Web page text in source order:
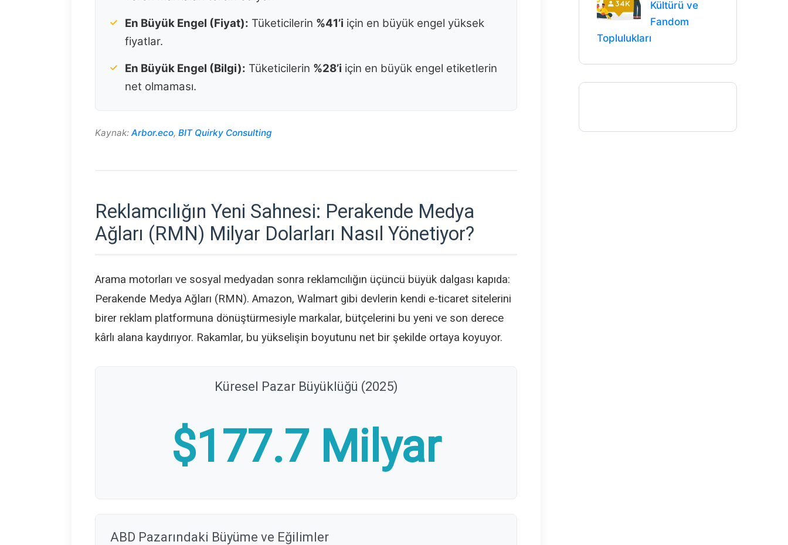
Kültürü ve
Fandom
Toplulukları
En Büyük Engel (Fiyat): Tüketicilerin %41’i için en büyük engel yüksek
fiyatlar.
En Büyük Engel (Bilgi): Tüketicilerin %28’i için en büyük engel etiketlerin
net olmaması.
Kaynak: Arbor.eco, BIT Quirky Consulting
Reklamcılığın Yeni Sahnesi: Perakende Medya
Ağları (RMN) Milyar Dolarları Nasıl Yönetiyor?
Arama motorları ve sosyal medyadan sonra reklamcılığın üçüncü büyük dalgası kapıda:
Perakende Medya Ağları (RMN). Amazon, Walmart gibi devlerin kendi e-ticaret sitelerini
birer reklam platformuna dönüştürmesiyle markalar, bütçelerini bu yeni ve son derece
kârlı alana kaydırıyor. Rakamlar, bu yükselişin boyutunu net bir şekilde ortaya koyuyor.
Küresel Pazar Büyüklüğü (2025)
$177.7 Milyar
ABD Pazarındaki Büyüme ve Eğilimler